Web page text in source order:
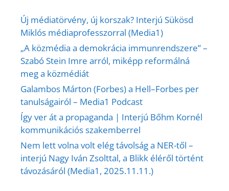
Új médiatörvény, új korszak? Interjú Sükösd
Miklós médiaprofesszorral (Media1)
„A közmédia a demokrácia immunrendszere” –
Szabó Stein Imre arról, miképp reformálná
meg a közmédiát
Galambos Márton (Forbes) a Hell–Forbes per
tanulságairól – Media1 Podcast
Így ver át a propaganda | Interjú Bőhm Kornél
kommunikációs szakemberrel
Nem lett volna volt elég távolság a NER-től –
interjú Nagy Iván Zsolttal, a Blikk éléről történt
távozásáról (Media1, 2025.11.11.)